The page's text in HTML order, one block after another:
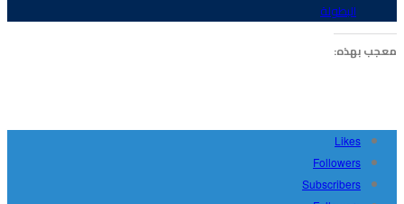
البطولة
معجب بهذه:
Likes
Followers
Subscribers